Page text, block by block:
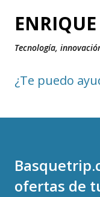
Ir
Tecnología,
¿Te puedo
ofertas de